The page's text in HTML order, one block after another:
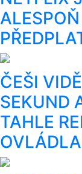
ČEŠI
SEKUND
TAHLE